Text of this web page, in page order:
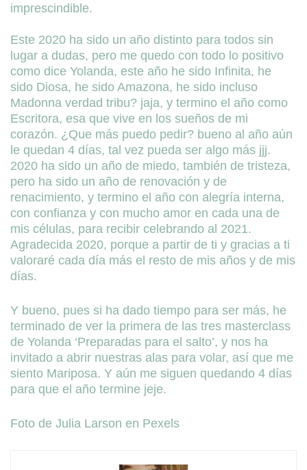
imprescindible.
Este 2020 ha sido un año distinto para todos sin
lugar a dudas, pero me quedo con todo lo positivo
como dice Yolanda, este año he sido Infinita, he
sido Diosa, he sido Amazona, he sido incluso
Madonna verdad tribu? jaja, y termino el año como
Escritora, esa que vive en los sueños de mi
corazón. ¿Que más puedo pedir? bueno al año aún
le quedan 4 días, tal vez pueda ser algo más jjj.
2020 ha sido un año de miedo, también de tristeza,
pero ha sido un año de renovación y de
renacimiento, y termino el año con alegría interna,
con confianza y con mucho amor en cada una de
mis células, para recibir celebrando al 2021.
Agradecida 2020, porque a partir de ti y gracias a ti
valoraré cada día más el resto de mis años y de mis
días.
Y bueno, pues si ha dado tiempo para ser más, he
terminado de ver la primera de las tres masterclass
de Yolanda ‘Preparadas para el salto’, y nos ha
invitado a abrir nuestras alas para volar, así que me
siento Mariposa. Y aún me siguen quedando 4 días
para que el año termine jeje.
Foto de Julia Larson en Pexels